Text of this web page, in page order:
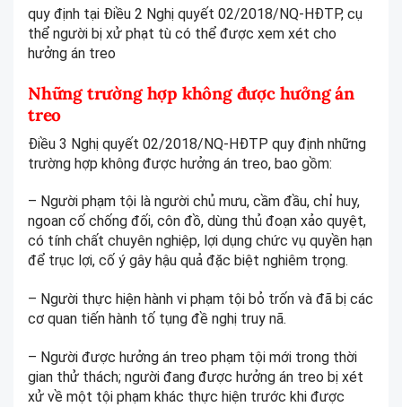
quy định tại Điều 2 Nghị quyết 02/2018/NQ-HĐTP, cụ
thể người bị xử phạt tù có thể được xem xét cho
hưởng án treo
Những trường hợp không được hưởng án
treo
Điều 3 Nghị quyết 02/2018/NQ-HĐTP quy định những
trường hợp không được hưởng án treo, bao gồm:
– Người phạm tội là người chủ mưu, cầm đầu, chỉ huy,
ngoan cố chống đối, côn đồ, dùng thủ đoạn xảo quyệt,
có tính chất chuyên nghiệp, lợi dụng chức vụ quyền hạn
để trục lợi, cố ý gây hậu quả đặc biệt nghiêm trọng.
– Người thực hiện hành vi phạm tội bỏ trốn và đã bị các
cơ quan tiến hành tố tụng đề nghị truy nã.
– Người được hưởng án treo phạm tội mới trong thời
gian thử thách; người đang được hưởng án treo bị xét
xử về một tội phạm khác thực hiện trước khi được